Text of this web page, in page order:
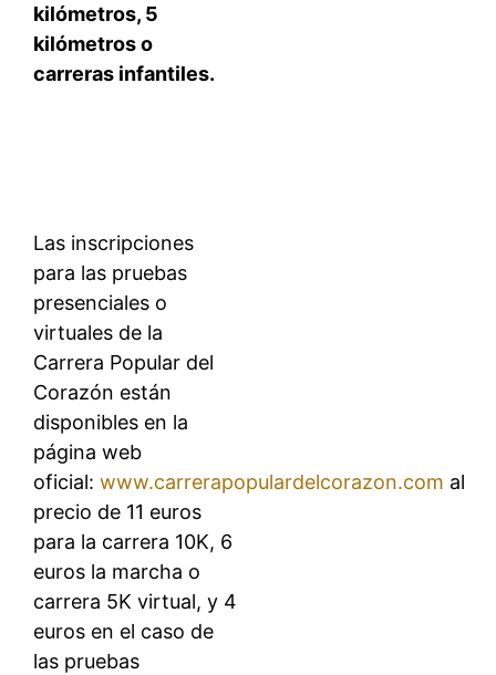
kilómetros, 5
kilómetros o
carreras infantiles.
Las inscripciones
para las pruebas
presenciales o
virtuales de la
Carrera Popular del
Corazón están
disponibles en la
página web
oficial: www.carrerapopulardelcorazon.com al
precio de 11 euros
para la carrera 10K, 6
euros la marcha o
carrera 5K virtual, y 4
euros en el caso de
las pruebas